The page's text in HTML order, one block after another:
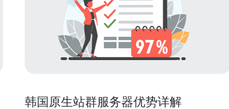
韩国原生站群服务器优势详解